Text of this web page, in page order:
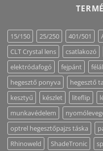
15/150 25/250 401/501
CLT Crystal lens
csatlakozó
elektródafogó
fejpánt
hegesztő ponyva
hegesztő
kesztyű
készlet liteflip
munkavédelem
optrel hegesztőpajzs táska
Rhinoweld
ShadeTronic